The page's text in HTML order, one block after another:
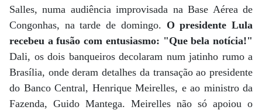
Salles, numa audiência improvisada na Base Aérea de
Congonhas, na tarde de domingo. O presidente Lula
recebeu a fusão com entusiasmo: "Que bela notícia!"
Dali, os dois banqueiros decolaram num jatinho rumo a
Brasília, onde deram detalhes da transação ao presidente
do Banco Central, Henrique Meirelles, e ao ministro da
Fazenda, Guido Mantega. Meirelles não só apoiou o